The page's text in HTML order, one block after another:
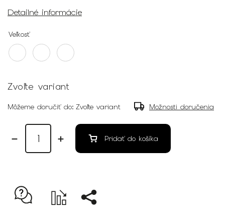
Detailné informácie
Veľkosť
Zvoľte variant
Môžeme doručiť do: Zvoľte variant Možnosti doručenia
Pridať do košíka